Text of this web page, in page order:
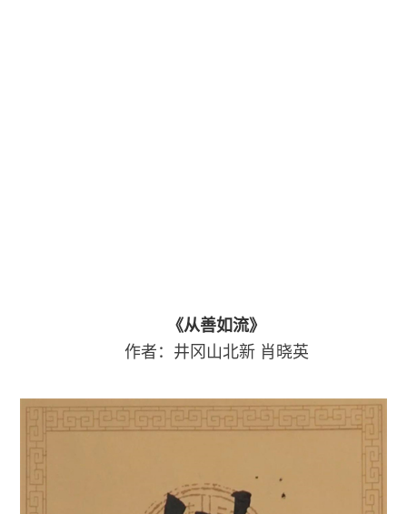
《从善如流》
作者：井冈山北新 肖晓英